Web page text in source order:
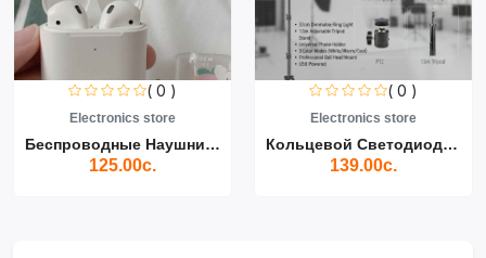
( 0 )
Electronics store
Беспроводные Наушники Air...
125.00с.
( 0 )
Electronics store
Кольцевой Светодиодный Св...
139.00с.